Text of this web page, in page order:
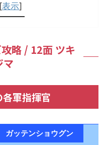
[表示]
略 / 12面 ツキ
マ
軍指揮官
ガッテンショウグン